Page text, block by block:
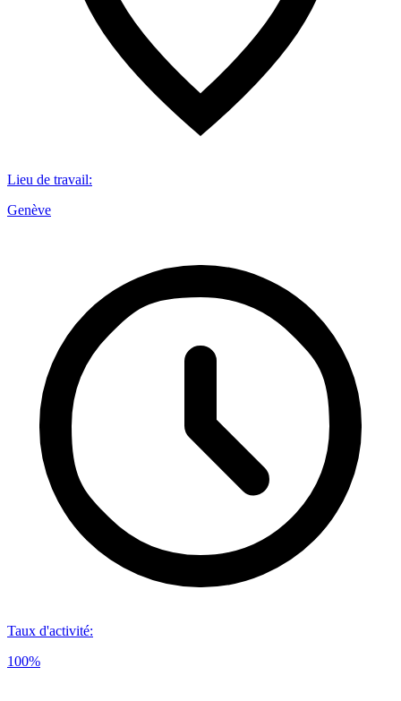
Lieu de travail:
Genève
Taux d'activité:
100%